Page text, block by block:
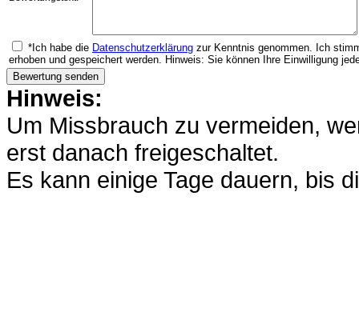
*Ich habe die Datenschutzerklärung zur Kenntnis genommen. Ich
erhoben und gespeichert werden. Hinweis: Sie können Ihre Einwilligung
Hinweis:
Um Missbrauch zu vermeiden,
erst danach freigeschaltet.
Es kann einige Tage dauern, bis